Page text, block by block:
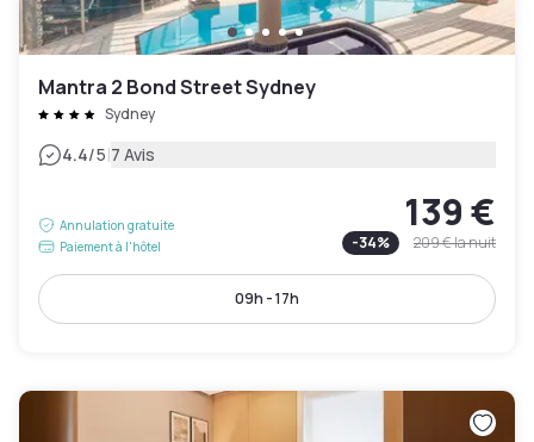
Mantra 2 Bond Street Sydney
Sydney
4.4/5|7 Avis
Annulation gratuite
Paiement à l'hôtel
139 €
-34% 209 €la nuit
09h - 17h